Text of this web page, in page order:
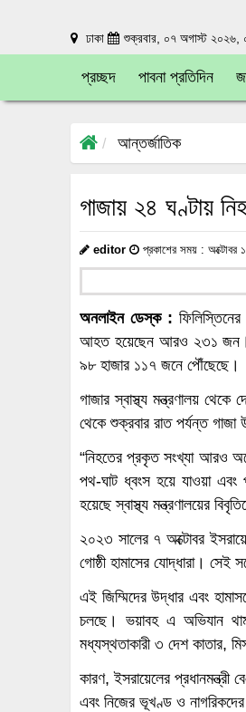
ঢাকা শুক্রবার, ০৭ অগাস্ট ২০২৬,
প্রচ্ছদ পাবনা প্রতিদিন
আন্তর্জাতিক
গাজায় ২৪ ঘণ্টায়
editor প্রকাশের সময় :
অনলাইন ডেস্ক :
আহত হয়েছেন আরও ২৩১ জন।
৯৮ হাজার ১১৭ জনে পৌঁছেছে।
গাজার স্বাস্থ্য মন্ত্রণালয়
থেকে শুক্রবার রাত পর্যন্ত
“নিহতের প্রকৃত সংখ্যা আরও
পথ-ঘাট ধ্বংস হয়ে যাওয়া এবং
হয়েছে স্বাস্থ্য মন্ত্রণালয়ের
২০২৩ সালের ৭ অক্টোবর
গোষ্ঠী হামাসের যোদ্ধারা।
এই জিম্মিদের উদ্ধার এবং
চলছে। ভয়াবহ এ অভিযান
মধ্যস্থতাকারী ৩ দেশ কাতার,
কারণ, ইসরায়েলের প্রধানমন্ত্রী
এবং নিজের ভূখণ্ড ও